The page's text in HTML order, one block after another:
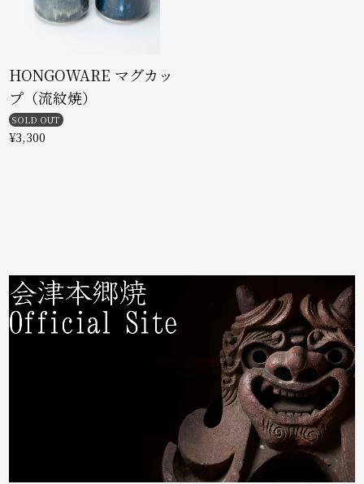
HONGOWARE マグカッ
プ（流紋焼）
SOLD OUT
¥3,300